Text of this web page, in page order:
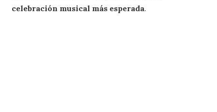
celebración musical más esperada.